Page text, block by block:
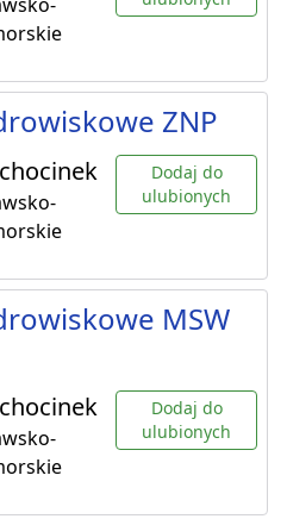
ZNP
Dodaj do
ulubionych
MSW
Dodaj do
ulubionych